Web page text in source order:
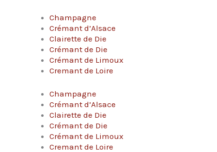
Champagne
Crémant d’Alsace
Clairette de Die
Crémant de Die
Crémant de Limoux
Cremant de Loire
Champagne
Crémant d’Alsace
Clairette de Die
Crémant de Die
Crémant de Limoux
Cremant de Loire